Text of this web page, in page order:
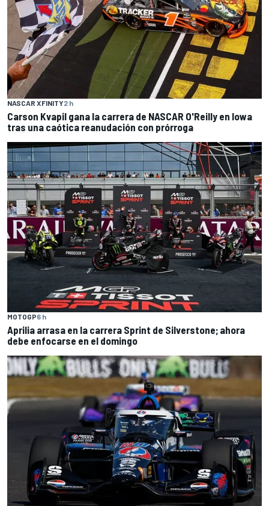
NASCAR XFINITY2 h
Carson Kvapil gana la carrera de NASCAR O'Reilly en Iowa
tras una caótica reanudación con prórroga
MOTOGP6 h
Aprilia arrasa en la carrera Sprint de Silverstone; ahora
debe enfocarse en el domingo